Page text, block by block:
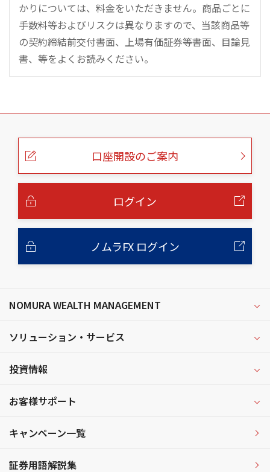
かりについては、料金をいただきません。商品ごとに
手数料等およびリスクは異なりますので、当該商品等
の契約締結前交付書面、上場有価証券等書面、目論見
書、等をよくお読みください。
こ
口座開設のご案内
ログイン
ノムラFX ログイン
NOMURA WEALTH MANAGEMENT
ソリューション・サービス
投資情報
お客様サポート
キャンペーン一覧
証券用語解説集